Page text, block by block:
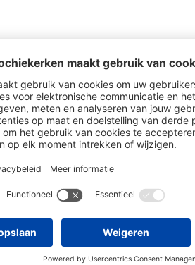
mogelijk informeren over alle
voor alle betrokken actoren.
invullingen in parochiekerken.